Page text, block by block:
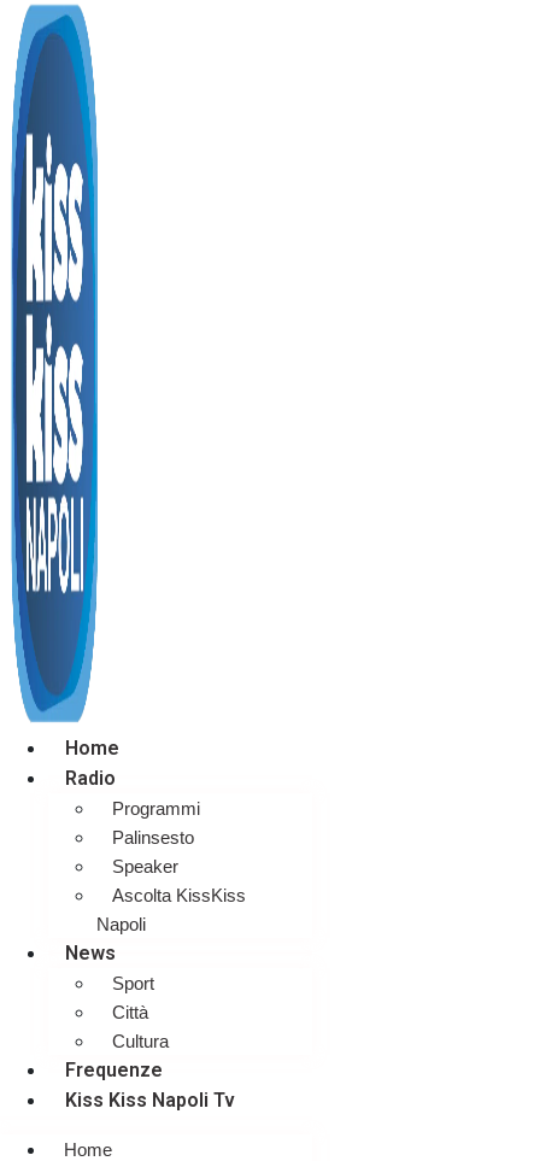
Home
Radio
Programmi
Palinsesto
Speaker
Ascolta KissKiss
Napoli
News
Sport
Città
Cultura
Frequenze
Kiss Kiss Napoli Tv
Home